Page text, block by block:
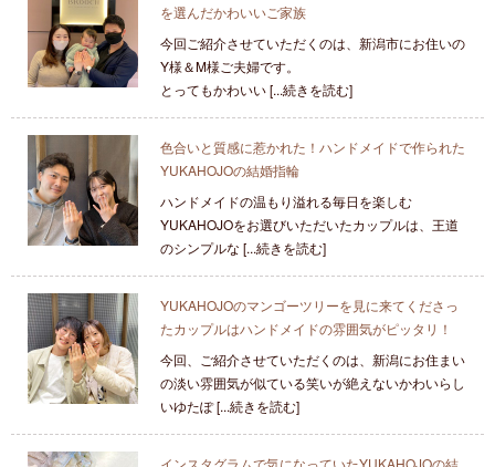
を選んだかわいいご家族
今回ご紹介させていただくのは、新潟市にお住いの
Y様＆M様ご夫婦です。
とってもかわいい [...続きを読む]
色合いと質感に惹かれた！ハンドメイドで作られた
YUKAHOJOの結婚指輪
ハンドメイドの温もり溢れる毎日を楽しむ
YUKAHOJOをお選びいただいたカップルは、王道
のシンプルな [...続きを読む]
YUKAHOJOのマンゴーツリーを見に来てくださっ
たカップルはハンドメイドの雰囲気がピッタリ！
今回、ご紹介させていただくのは、新潟にお住まい
の淡い雰囲気が似ている笑いが絶えないかわいらし
いゆたぽ [...続きを読む]
インスタグラムで気になっていたYUKAHOJOの結